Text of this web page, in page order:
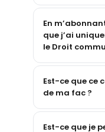
En
que j’ai
le Droit
Est-ce que ce
de ma fac ?
Est-ce que je